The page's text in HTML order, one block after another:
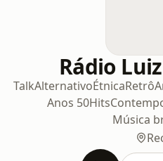
Rádio
TalkAlternativoÉtnicaRetrô
Anos 50Hits
Música